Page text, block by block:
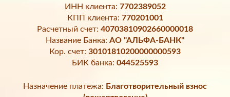
ИНН клиента: 7702389052
КПП клиента: 770201001
Расчетный счет: 40703810902660000018
Название Банка: АО "АЛЬФА-БАНК"
Кор. счет: 30101810200000000593
БИК банка: 044525593
Назначение платежа: Благотворительный взнос